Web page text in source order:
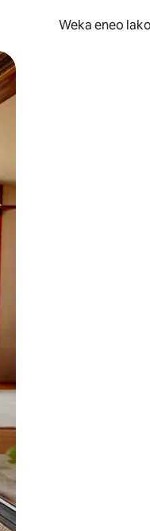
Weka eneo
kwenye ishara.